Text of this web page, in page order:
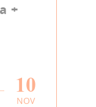
+
10
NOV